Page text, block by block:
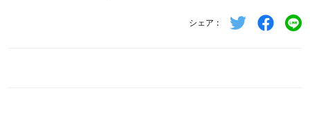
シェア